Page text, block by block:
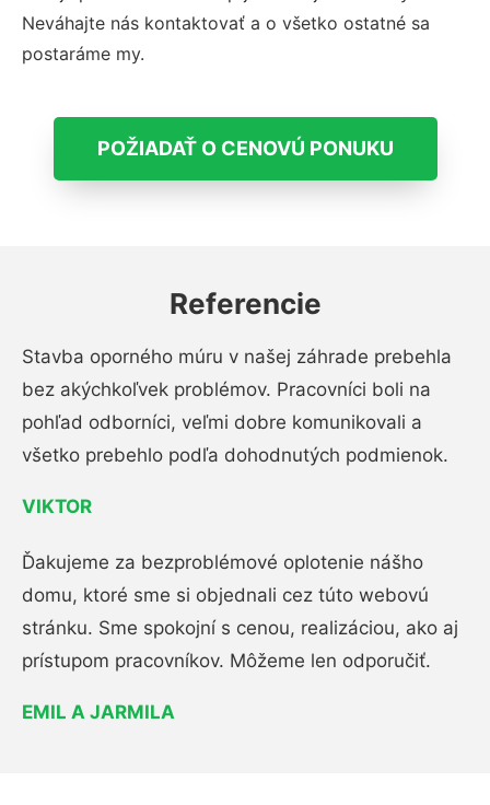
Neváhajte nás kontaktovať a o všetko ostatné sa
postaráme my.
POŽIADAŤ O CENOVÚ PONUKU
Referencie
Stavba oporného múru v našej záhrade prebehla
bez akýchkoľvek problémov. Pracovníci boli na
pohľad odborníci, veľmi dobre komunikovali a
všetko prebehlo podľa dohodnutých podmienok.
VIKTOR
Ďakujeme za bezproblémové oplotenie nášho
domu, ktoré sme si objednali cez túto webovú
stránku. Sme spokojní s cenou, realizáciou, ako aj
prístupom pracovníkov. Môžeme len odporučiť.
EMIL A JARMILA